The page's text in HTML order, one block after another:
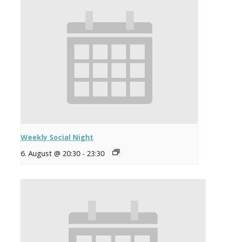
Weekly Social Night
6. August @ 20:30 - 23:30